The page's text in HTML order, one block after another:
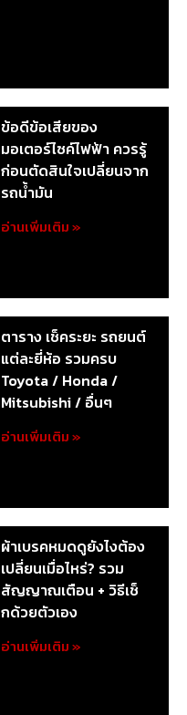
ข้อดีข้อเสียของ
มอเตอร์ไซค์ไฟฟ้า ควรรู้
ก่อนตัดสินใจเปลี่ยนจาก
รถน้ำมัน
อ่านเพิ่มเติม »
ตาราง เช็คระยะ รถยนต์
แต่ละยี่ห้อ รวมครบ
Toyota / Honda /
Mitsubishi / อื่นๆ
อ่านเพิ่มเติม »
ผ้าเบรคหมดดูยังไงต้อง
เปลี่ยนเมื่อไหร่? รวม
สัญญาณเตือน + วิธีเช็
กด้วยตัวเอง
อ่านเพิ่มเติม »